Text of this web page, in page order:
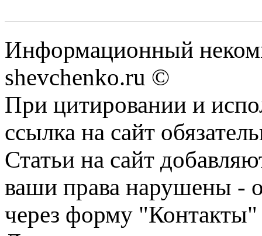
Информационный
shevchenko.ru ©
При цитировании и
ссылка на сайт
Статьи на сайт
ваши права нарушены -
через форму "Контакты"